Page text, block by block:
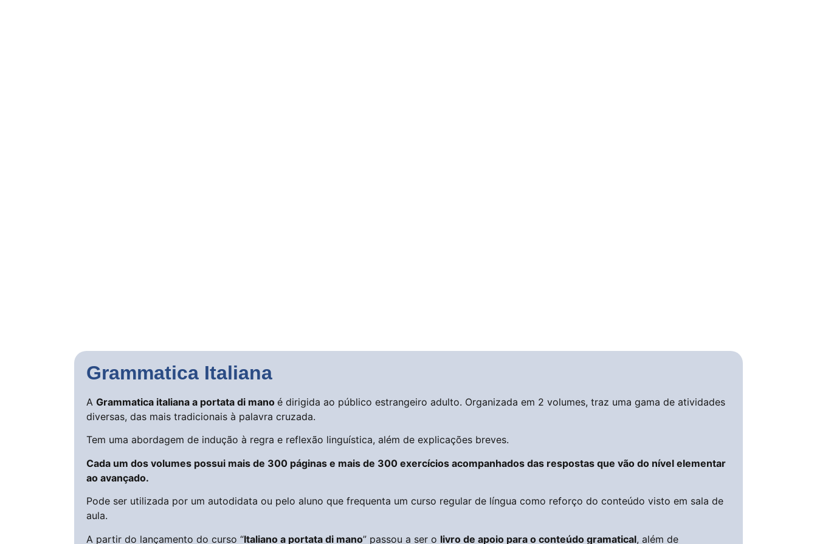
Grammatica Italiana
A Grammatica italiana a portata di mano é dirigida ao público estrangeiro adulto. Organizada em 2 volumes, traz uma gama de atividades
diversas, das mais tradicionais à palavra cruzada.
Tem uma abordagem de indução à regra e reflexão linguística, além de explicações breves.
Cada um dos volumes possui mais de 300 páginas e mais de 300 exercícios acompanhados das respostas que vão do nível elementar
ao avançado.
Pode ser utilizada por um autodidata ou pelo aluno que frequenta um curso regular de língua como reforço do conteúdo visto em sala de
aula.
A partir do lançamento do curso “Italiano a portata di mano” passou a ser o livro de apoio para o conteúdo gramatical, além de